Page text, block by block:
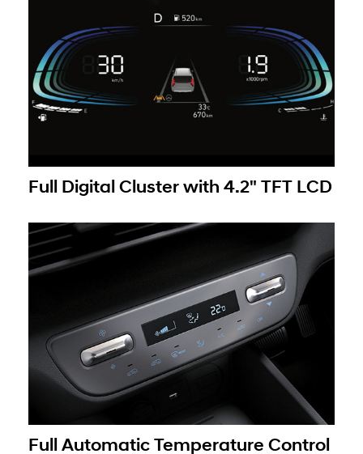
Full Digital Cluster with 4.2" TFT LCD
Full Automatic Temperature Control